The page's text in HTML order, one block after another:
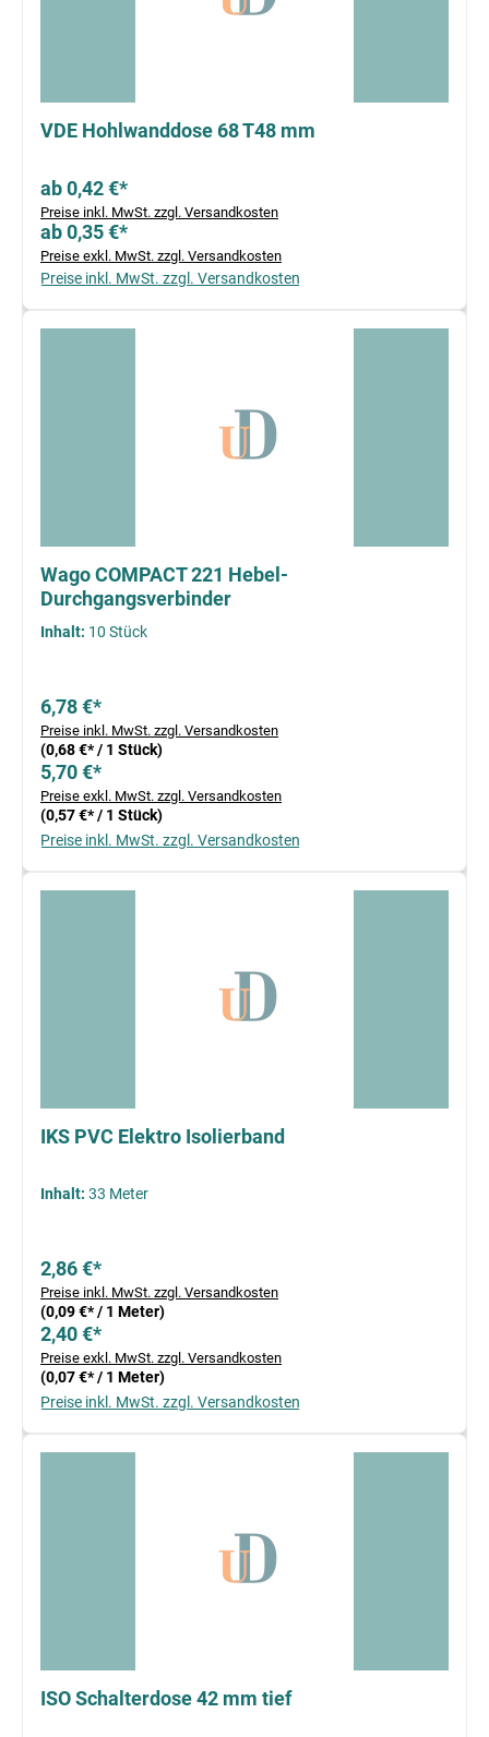
VDE Hohlwanddose 68 T48 mm
ab 0,42 €*
Preise inkl. MwSt. zzgl. Versandkosten
ab 0,35 €*
Preise exkl. MwSt. zzgl. Versandkosten
Preise inkl. MwSt. zzgl. Versandkosten
Wago COMPACT 221 Hebel-
Durchgangsverbinder
Inhalt: 10 Stück
6,78 €*
Preise inkl. MwSt. zzgl. Versandkosten
(0,68 €* / 1 Stück)
5,70 €*
Preise exkl. MwSt. zzgl. Versandkosten
(0,57 €* / 1 Stück)
Preise inkl. MwSt. zzgl. Versandkosten
IKS PVC Elektro Isolierband
Inhalt: 33 Meter
2,86 €*
Preise inkl. MwSt. zzgl. Versandkosten
(0,09 €* / 1 Meter)
2,40 €*
Preise exkl. MwSt. zzgl. Versandkosten
(0,07 €* / 1 Meter)
Preise inkl. MwSt. zzgl. Versandkosten
ISO Schalterdose 42 mm tief